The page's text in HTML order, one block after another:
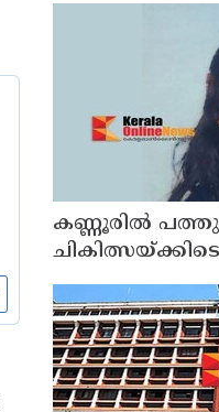
കണ്ണൂരിൽ
ചികിത്സയ്ക്കിടെ